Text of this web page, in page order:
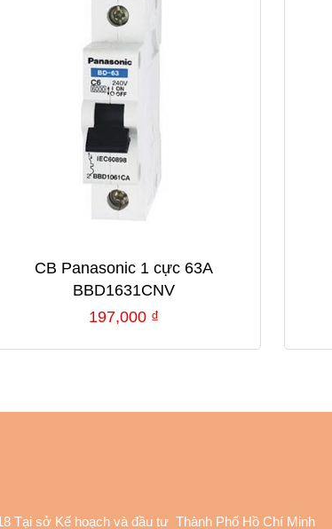
CB Panasonic 1 cực 63A
BBD1631CNV
197,000 ₫
Tại sở Kế hoạch và đầu tư Thành Phố Hồ Chí Minh